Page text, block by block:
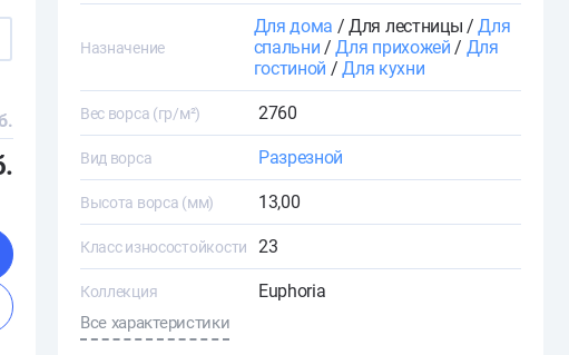
Назначение
Для дома / Для лестницы /Для
спальни /Для прихожей / Для
гостиной /Для кухни
Вес ворса (гр/м²) 2760
Вид ворса Разрезной
Высота ворса (мм) 13,00
Класс износостойкости 23
Коллекция Euphoria
Все характеристики